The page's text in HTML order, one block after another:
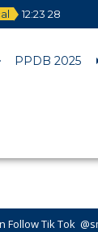
are ignored by
12:23 29
PPDB 2025